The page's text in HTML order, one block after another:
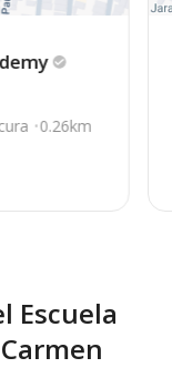
0.26km
Escuela